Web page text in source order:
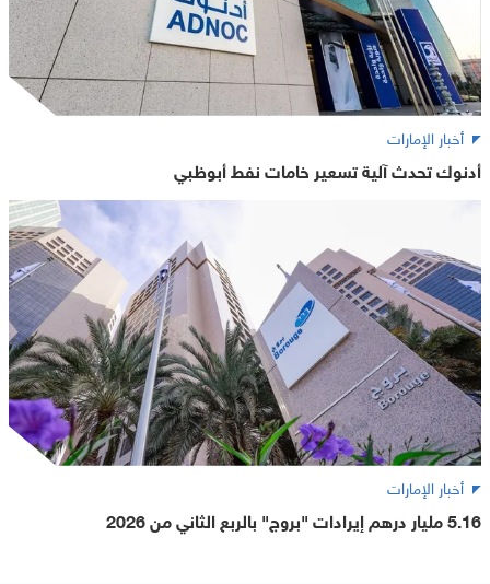
أخبار الإمارات
أدنوك تحدث آلية تسعير خامات نفط أبوظبي
أخبار الإمارات
5.16 مليار درهم إيرادات "بروج" بالربع الثاني من 2026